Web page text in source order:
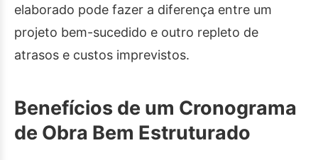
elaborado pode fazer a diferença entre um
projeto bem-sucedido e outro repleto de
atrasos e custos imprevistos.
Benefícios de um Cronograma
de Obra Bem Estruturado